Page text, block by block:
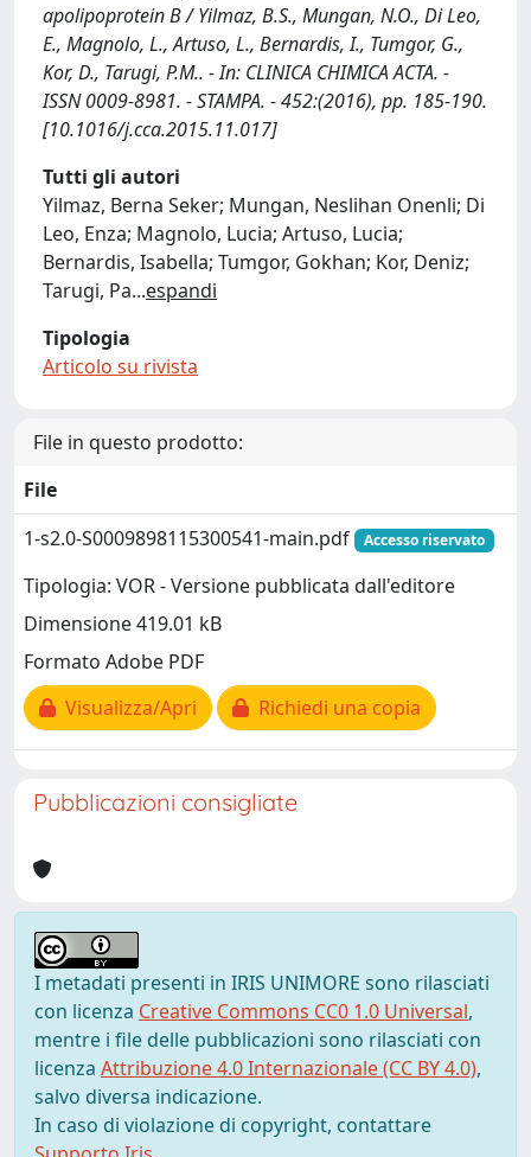
apolipoprotein B / Yilmaz, B.S., Mungan, N.O., Di Leo,
E., Magnolo, L., Artuso, L., Bernardis, I., Tumgor, G.,
Kor, D., Tarugi, P.M.. - In: CLINICA CHIMICA ACTA. -
ISSN 0009-8981. - STAMPA. - 452:(2016), pp. 185-190.
[10.1016/j.cca.2015.11.017]
Tutti gli autori
Yilmaz, Berna Seker; Mungan, Neslihan Onenli; Di
Leo, Enza; Magnolo, Lucia; Artuso, Lucia;
Bernardis, Isabella; Tumgor, Gokhan; Kor, Deniz;
Tarugi, Pa...espandi
Tipologia
Articolo su rivista
File in questo prodotto:
File
1-s2.0-S0009898115300541-main.pdf
Accesso riservato
Tipologia: VOR - Versione pubblicata dall'editore
Dimensione 419.01 kB
Formato Adobe PDF
Visualizza/Apri
Richiedi una copia
Pubblicazioni consigliate
I metadati presenti in IRIS UNIMORE sono rilasciati
con licenza Creative Commons CC0 1.0 Universal,
mentre i file delle pubblicazioni sono rilasciati con
licenza Attribuzione 4.0 Internazionale (CC BY 4.0),
salvo diversa indicazione.
In caso di violazione di copyright, contattare